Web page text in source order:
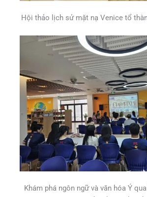
Hội thảo lịch sử mặt nạ Venice tổ
Khám phá ngôn ngữ và văn hóa Ý